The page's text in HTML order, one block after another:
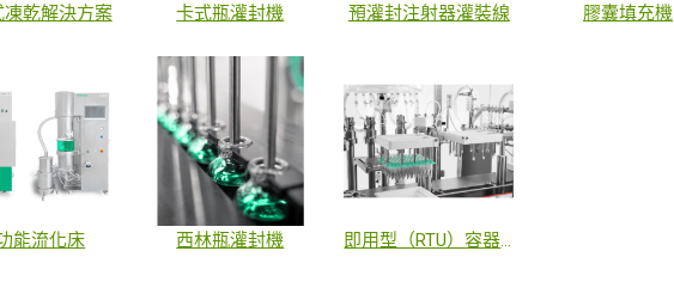
乾解決方案 卡式瓶灌封機 預灌封注射器灌裝線 膠囊填充機
能流化床 西林瓶灌封機 即用型（RTU）容器灌封機